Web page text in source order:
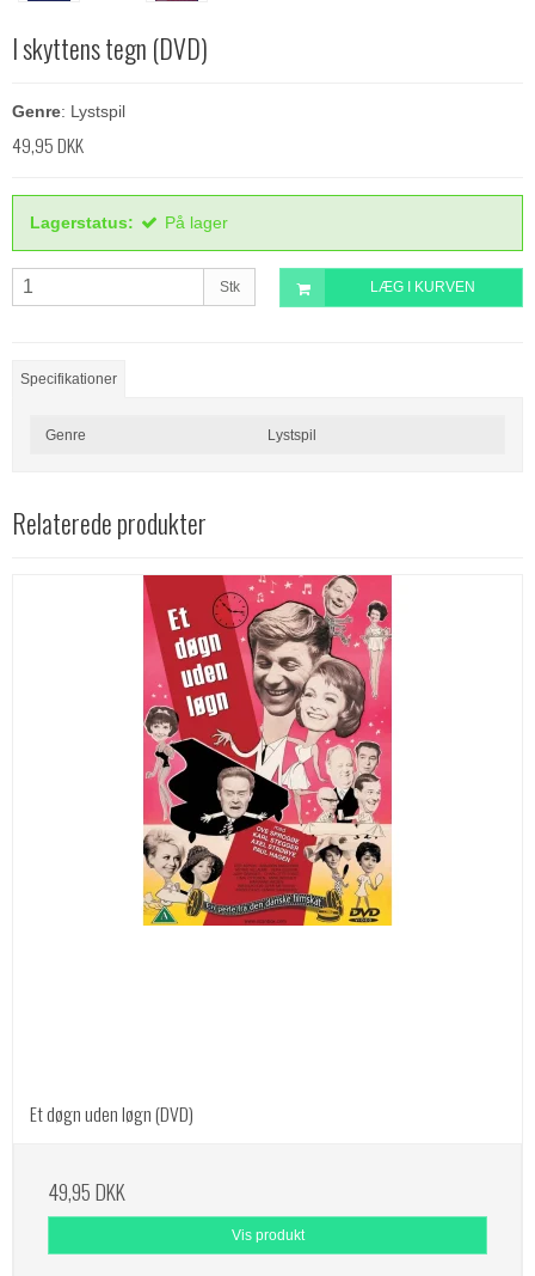
I skyttens tegn (DVD)
Genre: Lystspil
49,95 DKK
Lagerstatus: På lager
Stk LÆG I KURVEN
Specifikationer
Genre Lystspil
Relaterede produkter
Et døgn uden løgn (DVD)
49,95 DKK
Vis produkt